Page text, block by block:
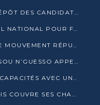
PRÉSIDENTIELLE 2026 : LE DÉPÔT DES CANDIDATURES OUVERT DU 29 JANVIER AU 12 FÉVRIER
L’UPADS RÉUNIT SON CONSEIL NATIONAL POUR FIXER SA LIGNE POLITIQUE À DEUX MOIS DE LA PRÉSIDENTIELLE
PRÉSIDENTIELLE DE 2026 : LE MOUVEMENT RÉPUBLICAIN DÉNONCE UNE CONVOCATION ÉLECTORALE « OPAQUE ET PRÉCIPITÉE »
SOMMET DE LA CEMAC : SASSOU N’GUESSO APPELLE À LA VIGILANCE FACE AUX RISQUES ÉCONOMIQUES
AGL CONGO RENFORCE SES CAPACITÉS AVEC UNE GRUE DE 250 TONNES
CAN 2025 : L’ÉTAT SÉNÉGALAIS COUVRE SES CHAMPIONS D’AFRIQUE DE RÉCOMPENSES EXCEPTIONNELLES